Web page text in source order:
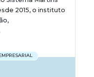
2015, o instituto